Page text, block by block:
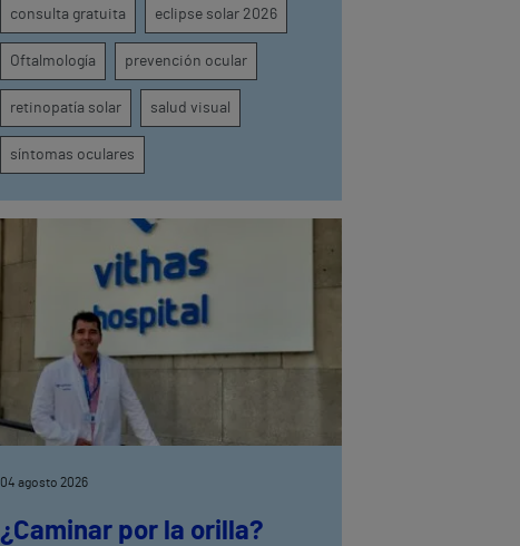
consulta gratuita eclipse solar 2026
Oftalmología prevención ocular
retinopatía solar salud visual
síntomas oculares
04 agosto 2026
¿Caminar por la orilla?